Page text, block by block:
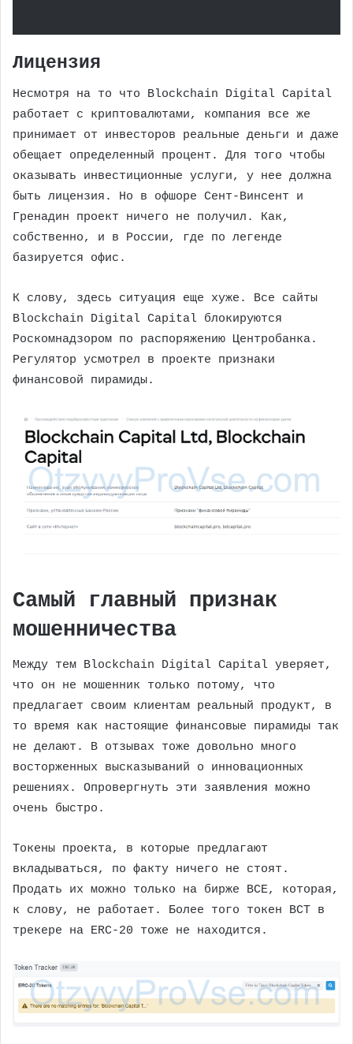
Лицензия
Несмотря на то что Blockchain Digital Capital
работает с криптовалютами, компания все же
принимает от инвесторов реальные деньги и даже
обещает определенный процент. Для того чтобы
оказывать инвестиционные услуги, у нее должна
быть лицензия. Но в офшоре Сент-Винсент и
Гренадин проект ничего не получил. Как,
собственно, и в России, где по легенде
базируется офис.
К слову, здесь ситуация еще хуже. Все сайты
Blockchain Digital Capital блокируются
Роскомнадзором по распоряжению Центробанка.
Регулятор усмотрел в проекте признаки
финансовой пирамиды.
Самый главный признак
мошенничества
Между тем Blockchain Digital Capital уверяет,
что он не мошенник только потому, что
предлагает своим клиентам реальный продукт, в
то время как настоящие финансовые пирамиды так
не делают. В отзывах тоже довольно много
восторженных высказываний о инновационных
решениях. Опровергнуть эти заявления можно
очень быстро.
Токены проекта, в которые предлагают
вкладываться, по факту ничего не стоят.
Продать их можно только на бирже BCE, которая,
к слову, не работает. Более того токен BCT в
трекере на ERC-20 тоже не находится.